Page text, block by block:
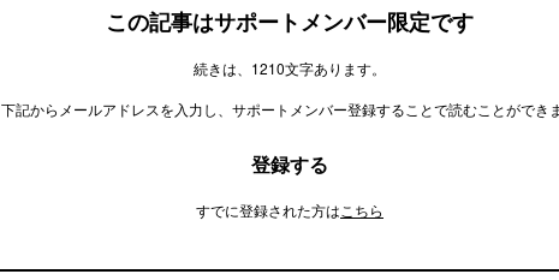
この記事はサポートメンバー限定です
続きは、1210文字あります。
下記からメールアドレスを入力し、サポートメンバー登録することで読むことができ
登録する
すでに登録された方は こちら